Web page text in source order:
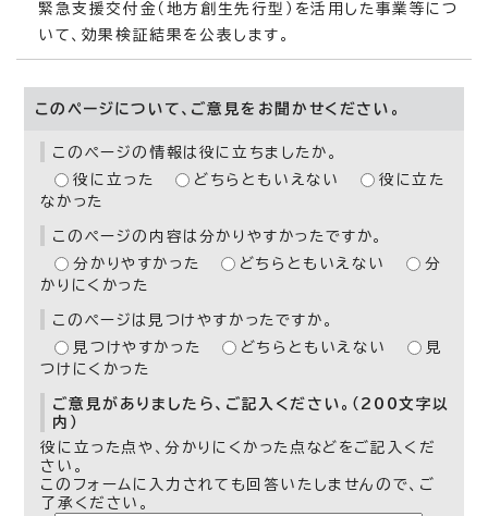
緊急支援交付金（地方創生先行型）を活用した事業等につ
いて、効果検証結果を公表します。
このページについて、ご意見をお聞かせください。
このページの情報は役に立ちましたか。
役に立った
どちらともいえない
役に立た
なかった
このページの内容は分かりやすかったですか。
分かりやすかった
どちらともいえない
分
かりにくかった
このページは見つけやすかったですか。
見つけやすかった
どちらともいえない
見
つけにくかった
ご意見がありましたら、ご記入ください。（200文字以
内）
役に立った点や、分かりにくかった点などをご記入くだ
さい。
このフォームに入力されても回答いたしませんので、ご
了承ください。